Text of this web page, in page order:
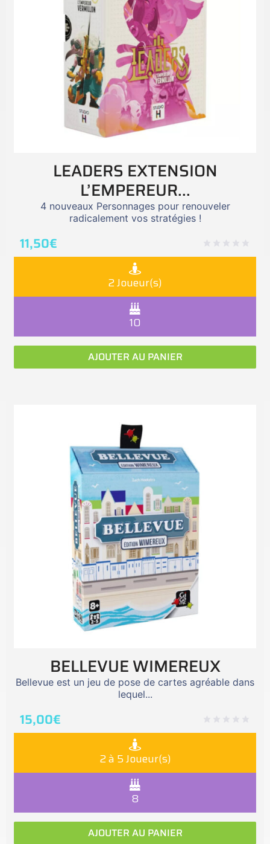
LEADERS EXTENSION
L’EMPEREUR...
4 nouveaux Personnages pour renouveler
radicalement vos stratégies !
11,50€
2 Joueur(s)
10
AJOUTER AU PANIER
BELLEVUE WIMEREUX
Bellevue est un jeu de pose de cartes agréable dans
lequel...
15,00€
2 à 5 Joueur(s)
8
AJOUTER AU PANIER